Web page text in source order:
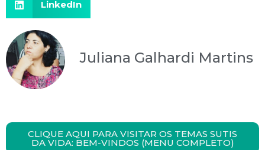
LinkedIn
Juliana Galhardi Martins
CLIQUE AQUI PARA VISITAR OS TEMAS SUTIS
DA VIDA: BEM-VINDOS (MENU COMPLETO)